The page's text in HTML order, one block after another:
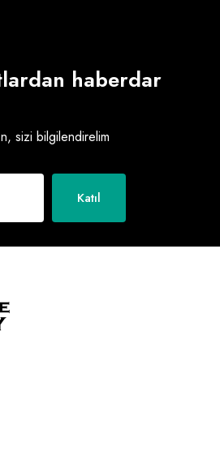
haberdar
sizi bilgilendirelim
Katıl